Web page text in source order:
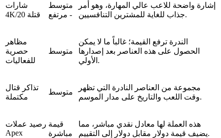
شارات
4K/20 قتلة
متوسط
- مرتفع
إشارة واضحة للاعب عالي المهارة، وهو أمر
جذاب للغاية للمشترين التنافسيين.
مظاهر
حصرية
للفعاليات
متوسط
الندرة ترفع القيمة؛ غالباً ما لا يمكن
الحصول على هذه العناصر بعد إصدارها
الأولي.
تذاكر قتال
مكتملة
متوسط
مجموعة من العناصر النادرة التي تظهر
وقت اللعب والتاريخ على مدار الموسم.
رصيد عملات
Apex
قيمة
مباشرة
هذه العملة لها معادل نقدي مباشر، مما
يضيف قيمة دولار مقابل دولار إلى التقييم.